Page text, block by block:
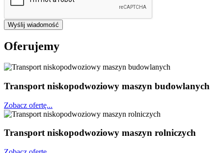
Wyślij wiadomość
Oferujemy
Transport niskopodwoziowy maszyn budowlanych
Zobacz ofertę...
Transport niskopodwoziowy maszyn rolniczych